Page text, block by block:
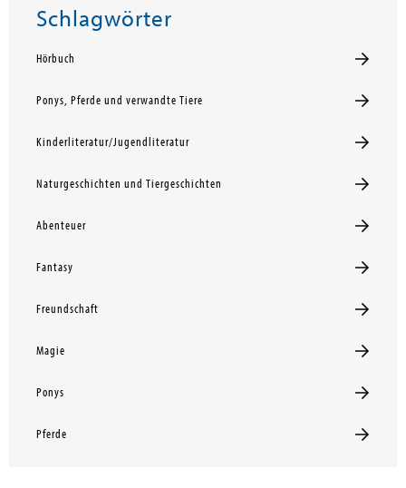
Schlagwörter
Hörbuch
Ponys, Pferde und verwandte Tiere
Kinderliteratur/Jugendliteratur
Naturgeschichten und Tiergeschichten
Abenteuer
Fantasy
Freundschaft
Magie
Ponys
Pferde